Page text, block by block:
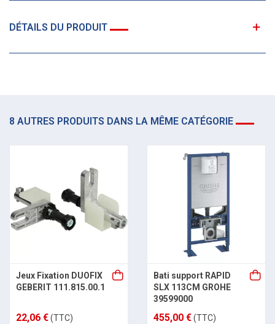
DÉTAILS DU PRODUIT
8 AUTRES PRODUITS DANS LA MÊME CATÉGORIE
Jeux Fixation DUOFIX
GEBERIT 111.815.00.1
22,06 €(TTC)
Bati support RAPID
SLX 113CM GROHE
39599000
455,00 €(TTC)